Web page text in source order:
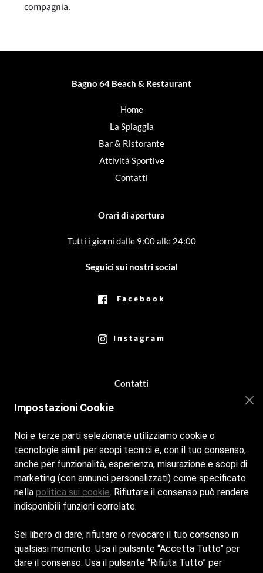
compagnia.
Bagno 64 Beach & Restaurant
Home
La Spiaggia
Bar & Ristorante
Attività Sportive
Contatti
Orari di apertura
Tutti i giorni dalle 9:00 alle 24:00
Seguici sui nostri social
Facebook
Instagram
Contatti
b64marinabeach@gmail.com
+39 09311756281
+3905411787704Per prenotazioni spiaggia
Cookie policy
Rivamarina srl - Sede Legale: VIA GUIDO GOZZANO 2 -
Impostazioni Cookie
Noi e terze parti selezionate utilizziamo cookie o
tecnologie simili per scopi tecnici e, con il tuo consenso,
anche per funzionalità, esperienza, misurazione e scopi di
marketing (con annunci personalizzati) come specificato
nella politica sui cookie. Rifiutare il consenso può rendere
indisponibili funzioni correlate.
Sei libero di dare, rifiutare o revocare il tuo consenso in
qualsiasi momento. Usa il pulsante “Accetta Tutto” per
dare il consenso. Usa il pulsante “Rifiuta Tutto” per